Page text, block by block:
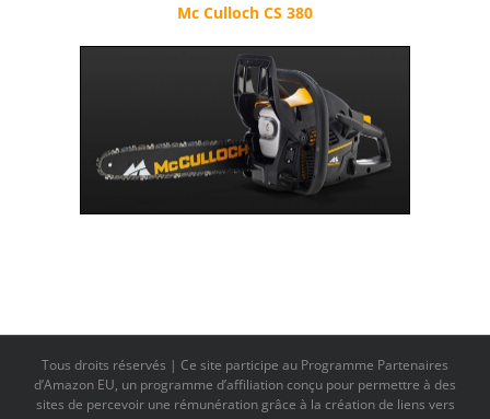
Mc Culloch CS 380
Tous droits réservés | Ce site participe au Programme Partenaires
d’Amazon EU, un programme d’affiliation conçu pour permettre à des
sites de percevoir une rémunération grâce à la création de liens vers